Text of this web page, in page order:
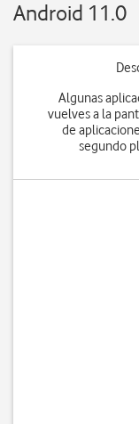
Android 11.0
Algunas
vuelves a la
de
segundo